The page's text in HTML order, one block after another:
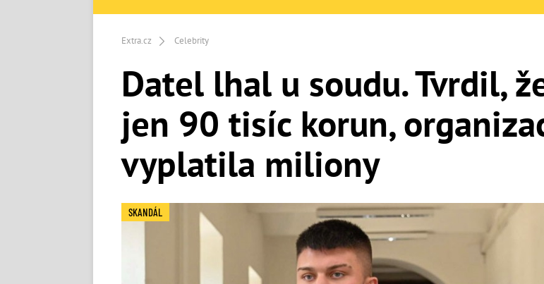
Extra.cz Celebrity
Datel lhal u soudu. Tvrdil,
jen 90 tisíc korun,
vyplatila miliony
SKANDÁL